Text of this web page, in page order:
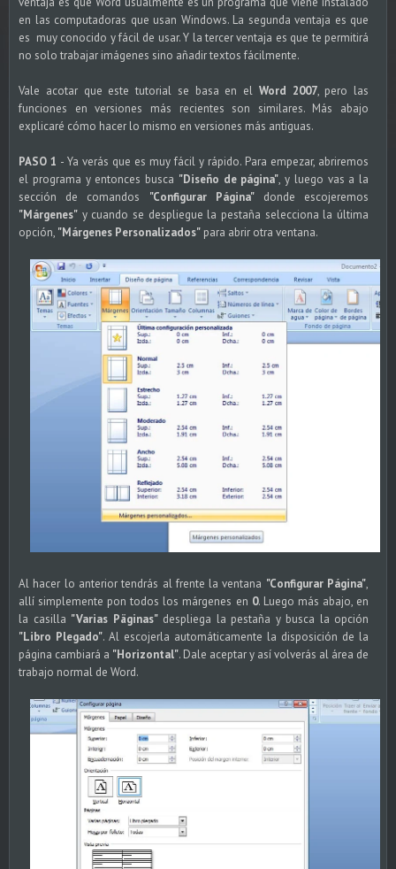
en las computadoras que usan Windows. La segunda ventaja es que
es muy conocido y fácil de usar. Y la tercer ventaja es que te permitirá
no solo trabajar imágenes sino añadir textos fácilmente.
Vale acotar que este tutorial se basa en el Word 2007, pero las
funciones en versiones más recientes son similares. Más abajo
explicaré cómo hacer lo mismo en versiones más antiguas.
PASO 1 - Ya verás que es muy fácil y rápido. Para empezar, abriremos
el programa y entonces busca "Diseño de página", y luego vas a la
sección de comandos "Configurar Página"donde escojeremos
"Márgenes" y cuando se despliegue la pestaña selecciona la última
opción, "Márgenes Personalizados" para abrir otra ventana.
Al hacer lo anterior tendrás al frente la ventana "Configurar Página",
allí simplemente pon todos los márgenes en 0. Luego más abajo, en
la casilla "Varias Päginas"despliega la pestaña y busca la opción
"Libro Plegado". Al escojerla automáticamente la disposición de la
página cambiará a "Horizontal". Dale aceptar y así volverás al área de
trabajo normal de Word.